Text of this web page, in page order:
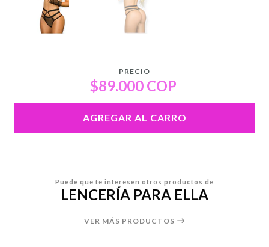
PRECIO
$89.000 COP
AGREGAR AL CARRO
Puede que te interesen otros productos de
LENCERÍA PARA ELLA
VER MÁS PRODUCTOS